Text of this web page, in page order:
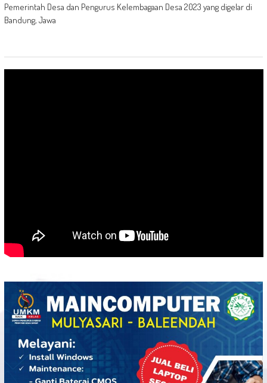
Pemerintah Desa dan Pengurus Kelembagaan Desa 2023 yang digelar di
Bandung, Jawa